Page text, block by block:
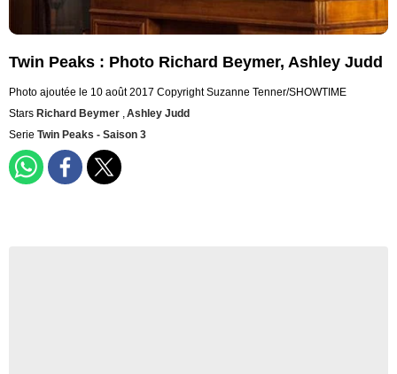
Twin Peaks : Photo Richard Beymer, Ashley Judd
Photo ajoutée le 10 août 2017 Copyright Suzanne Tenner/SHOWTIME
Stars Richard Beymer ,Ashley Judd
Serie Twin Peaks - Saison 3